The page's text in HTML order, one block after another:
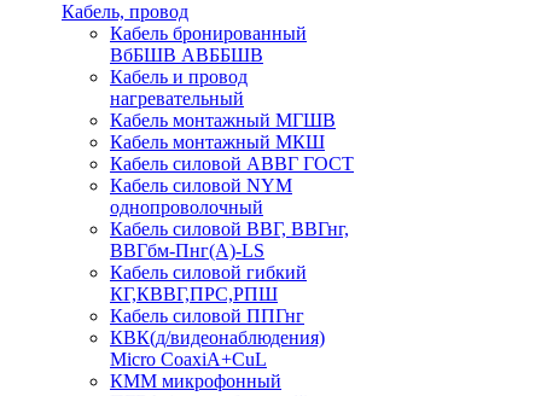
Кабель, провод
Кабель бронированный
ВбБШВ АВББШВ
Кабель и провод
нагревательный
Кабель монтажный МГШВ
Кабель монтажный МКШ
Кабель силовой АВВГ ГОСТ
Кабель силовой NYM
однопроволочный
Кабель силовой ВВГ, ВВГнг,
ВВГбм-Пнг(А)-LS
Кабель силовой гибкий
КГ,КВВГ,ПРС,РПШ
Кабель силовой ППГнг
КВК(д/видеонаблюдения)
Micro CoaxiA+CuL
КММ микрофонный